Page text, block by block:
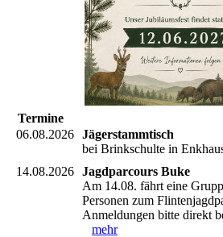
Termine
06.08.2026 Jägerstammtisch
bei Brinkschulte in
14.08.2026 Jagdparcours Buke
Am 14.08. fährt eine
Personen zum
Anmeldungen bitte direkt
mehr